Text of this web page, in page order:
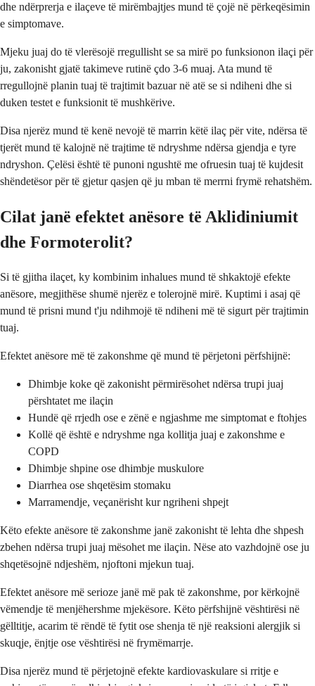
dhe ndërprerja e ilaçeve të mirëmbajtjes mund të çojë në përkeqësimin
e simptomave.
Mjeku juaj do të vlerësojë rregullisht se sa mirë po funksionon ilaçi për
ju, zakonisht gjatë takimeve rutinë çdo 3-6 muaj. Ata mund të
rregullojnë planin tuaj të trajtimit bazuar në atë se si ndiheni dhe si
duken testet e funksionit të mushkërive.
Disa njerëz mund të kenë nevojë të marrin këtë ilaç për vite, ndërsa të
tjerët mund të kalojnë në trajtime të ndryshme ndërsa gjendja e tyre
ndryshon. Çelësi është të punoni ngushtë me ofruesin tuaj të kujdesit
shëndetësor për të gjetur qasjen që ju mban të merrni frymë rehatshëm.
Cilat janë efektet anësore të Aklidiniumit
dhe Formoterolit?
Si të gjitha ilaçet, ky kombinim inhalues mund të shkaktojë efekte
anësore, megjithëse shumë njerëz e tolerojnë mirë. Kuptimi i asaj që
mund të prisni mund t'ju ndihmojë të ndiheni më të sigurt për trajtimin
tuaj.
Efektet anësore më të zakonshme që mund të përjetoni përfshijnë:
Dhimbje koke që zakonisht përmirësohet ndërsa trupi juaj
përshtatet me ilaçin
Hundë që rrjedh ose e zënë e ngjashme me simptomat e ftohjes
Kollë që është e ndryshme nga kollitja juaj e zakonshme e
COPD
Dhimbje shpine ose dhimbje muskulore
Diarrhea ose shqetësim stomaku
Marramendje, veçanërisht kur ngriheni shpejt
Këto efekte anësore të zakonshme janë zakonisht të lehta dhe shpesh
zbehen ndërsa trupi juaj mësohet me ilaçin. Nëse ato vazhdojnë ose ju
shqetësojnë ndjeshëm, njoftoni mjekun tuaj.
Efektet anësore më serioze janë më pak të zakonshme, por kërkojnë
vëmendje të menjëhershme mjekësore. Këto përfshijnë vështirësi në
gëlltitje, acarim të rëndë të fytit ose shenja të një reaksioni alergjik si
skuqje, ënjtje ose vështirësi në frymëmarrje.
Disa njerëz mund të përjetojnë efekte kardiovaskulare si rritje e